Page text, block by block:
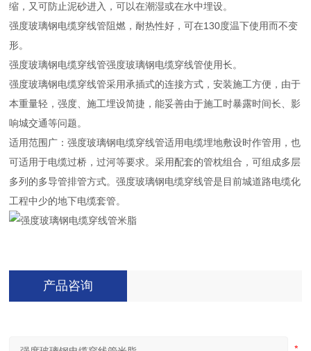
缩，又可防止泥砂进入，可以在潮湿或在水中埋设。
强度玻璃钢电缆穿线管阻燃，耐热性好，可在130度温下使用而不变
形。
强度玻璃钢电缆穿线管强度玻璃钢电缆穿线管使用长。
强度玻璃钢电缆穿线管采用承插式的连接方式，安装施工方便，由于
本重量轻，强度、施工埋设简捷，能妥善由于施工时暴露时间长、影
响城交通等问题。
适用范围广：强度玻璃钢电缆穿线管适用电缆埋地敷设时作管用，也
可适用于电缆过桥，过河等要求。采用配套的管枕组合，可组成多层
多列的多导管排管方式。强度玻璃钢电缆穿线管是目前城道路电缆化
工程中少的地下电缆套管。
产品咨询